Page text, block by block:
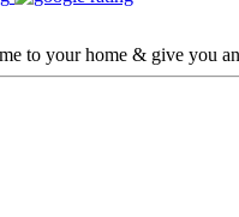
to your home & give you